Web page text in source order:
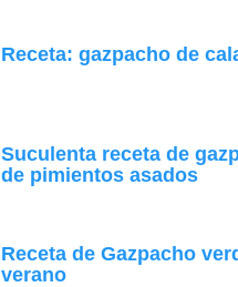
Receta: gazpacho de
Suculenta receta de
de pimientos asados
Receta de Gazpacho
verano